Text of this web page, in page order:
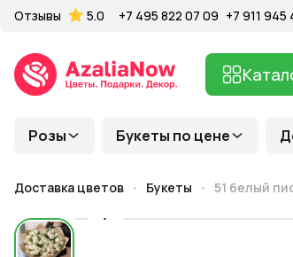
Розы Букеты по цене
Отзывы 5.0 +7 495 822 07 09 +7 911 945
Доставка цветов Букеты 51 белый